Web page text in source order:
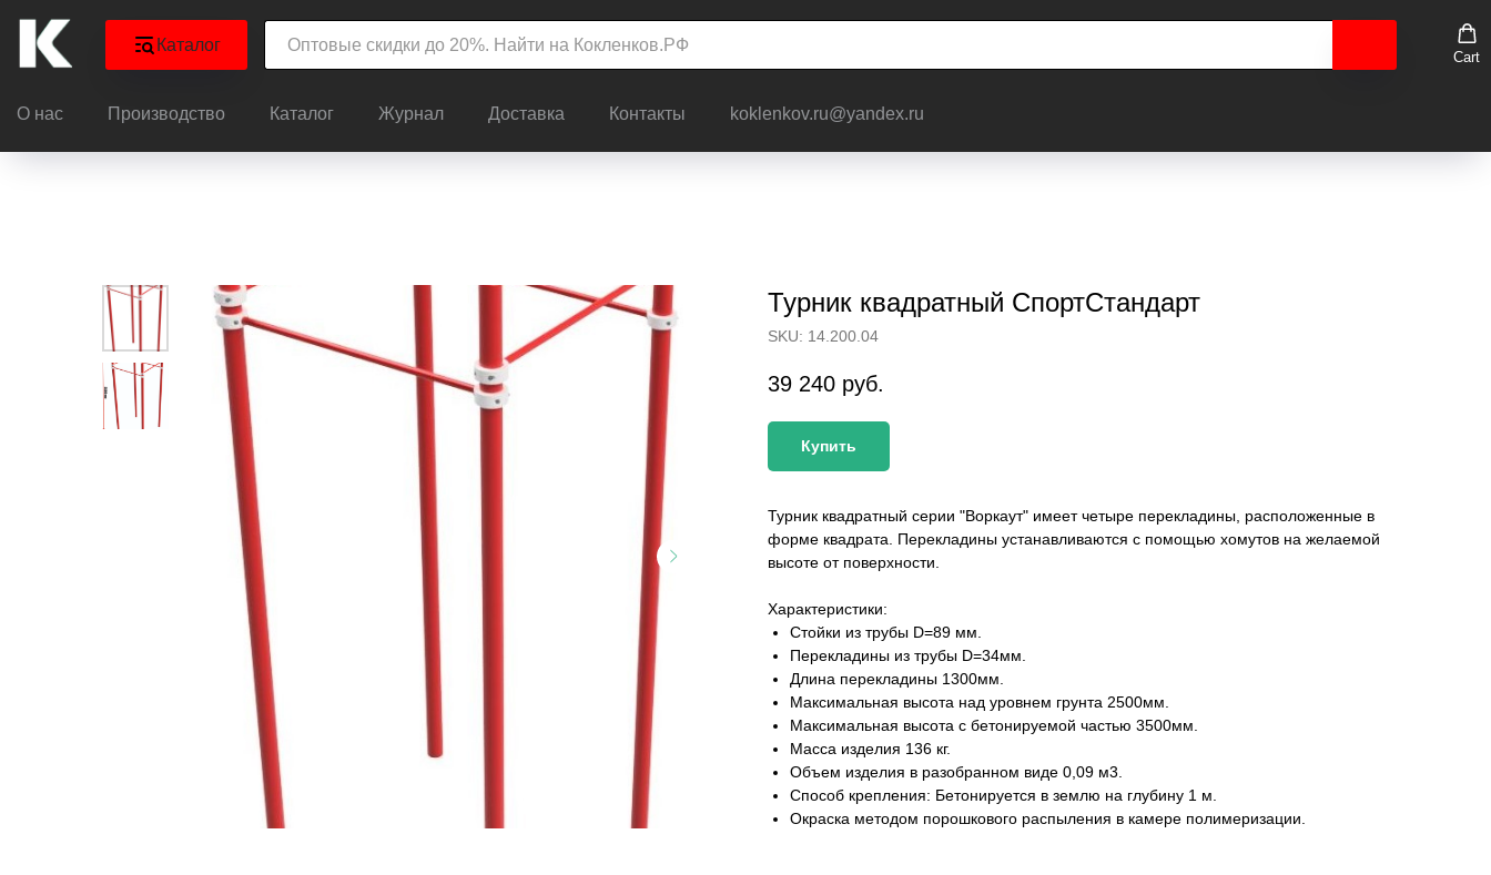
Каталог
Cart
О нас Производство Каталог Журнал Доставка Контакты koklenkov.ru@yandex.ru
Турник квадратный СпортСтандарт
SKU: 14.200.04
39 240 руб.
Купить
Турник квадратный серии "Воркаут" имеет четыре перекладины, расположенные в
форме квадрата. Перекладины устанавливаются с помощью хомутов на желаемой
высоте от поверхности.
Характеристики:
Стойки из трубы D=89 мм.
Перекладины из трубы D=34мм.
Длина перекладины 1300мм.
Максимальная высота над уровнем грунта 2500мм.
Максимальная высота с бетонируемой частью 3500мм.
Масса изделия 136 кг.
Объем изделия в разобранном виде 0,09 м3.
Способ крепления: Бетонируется в землю на глубину 1 м.
Окраска методом порошкового распыления в камере полимеризации.